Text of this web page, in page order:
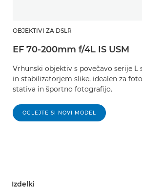
OBJEKTIVI ZA DSLR
EF 70-200mm f/4L IS USM
Vrhunski objektiv s povečavo serije L
in stabilizatorjem slike, idealen za
stativa in športno fotografijo.
OGLEJTE SI NOVI MODEL
Izdelki